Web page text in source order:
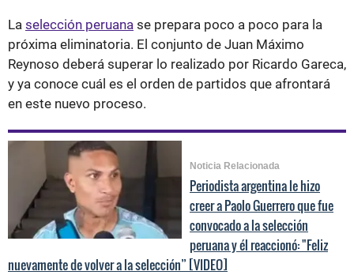
La selección peruana se prepara poco a poco para la
próxima eliminatoria. El conjunto de Juan Máximo
Reynoso deberá superar lo realizado por Ricardo Gareca,
y ya conoce cuál es el orden de partidos que afrontará
en este nuevo proceso.
Noticia Relacionada
Periodista argentina le hizo
creer a Paolo Guerrero que fue
convocado a la selección
peruana y él reaccionó: "Feliz
nuevamente de volver a la selección” [VIDEO]